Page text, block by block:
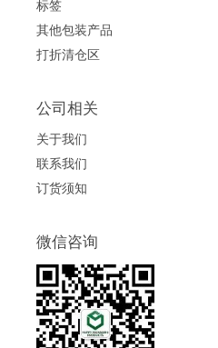
标签
其他包装产品
打折清仓区
公司相关
关于我们
联系我们
订货须知
微信咨询